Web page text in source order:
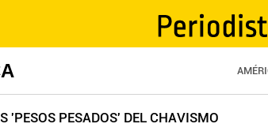
'PESOS PESADOS' DEL CHAVISMO